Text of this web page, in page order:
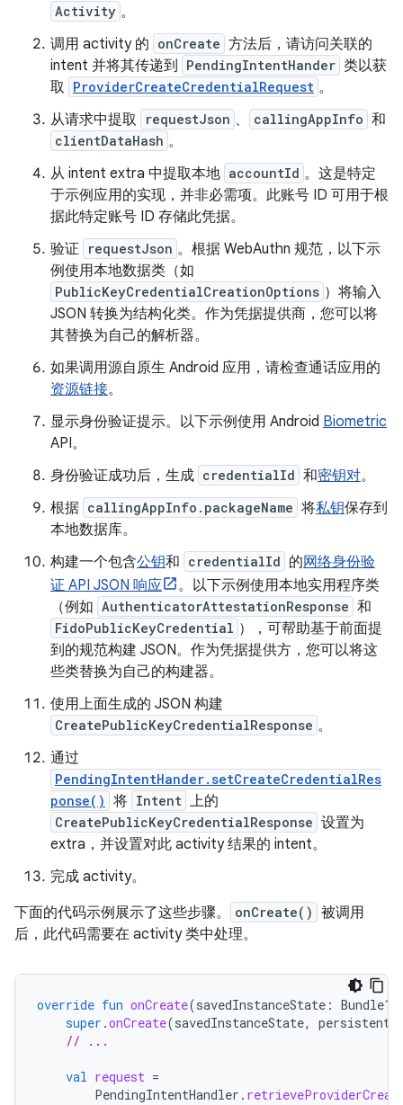
Activity 。
调用 activity 的 onCreate 方法后，请访问关联的
intent 并将其传递到
PendingIntentHander 类以获
取 ProviderCreateCredentialRequest 。
从请求中提取
requestJson 、 callingAppInfo 和
clientDataHash 。
从 intent extra 中提取本地 accountId 。这是特定
于示例应用的实现，并非必需项。此账号 ID 可用于根
据此特定账号 ID 存储此凭据。
验证 requestJson 。根据 WebAuthn 规范，以下示
例使用本地数据类（如
PublicKeyCredentialCreationOptions ）将输入
JSON 转换为结构化类。作为凭据提供商，您可以将
其替换为自己的解析器。
如果调用源自原生 Android 应用，请检查通话应用的
资源链接。
显示身份验证提示。以下示例使用 Android Biometric
API。
身份验证成功后，生成 credentialId 和密钥对。
根据 callingAppInfo.packageName 将私钥保存到
本地数据库。
构建一个包含公钥和 credentialId 的网络身份验
证 API JSON 响应
。以下示例使用本地实用程序类
（例如 AuthenticatorAttestationResponse 和
FidoPublicKeyCredential ），可帮助基于前面提
到的规范构建 JSON。作为凭据提供方，您可以将这
些类替换为自己的构建器。
使用上面生成的 JSON 构建
CreatePublicKeyCredentialResponse 。
通过
PendingIntentHander.setCreateCredentialRes
ponse() 将 Intent 上的
CreatePublicKeyCredentialResponse 设置为
extra，并设置对此 activity 结果的 intent。
完成 activity。
下面的代码示例展示了这些步骤。
onCreate() 被调用
后，此代码需要在 activity 类中处理。
override fun onCreate(savedInstanceState : Bundle?,
super .onCreate(savedInstanceState,
// ...
val request =
PendingIntentHandler .